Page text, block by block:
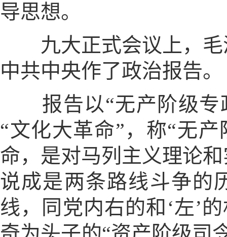
导思想。
九大正式会议上，毛
中共中央作了政治报告。
报告以“无产阶级专
“文化大革命”，称“无
命，是对马列主义理论
说成是两条路线斗争的
线，同党内右的和‘左’